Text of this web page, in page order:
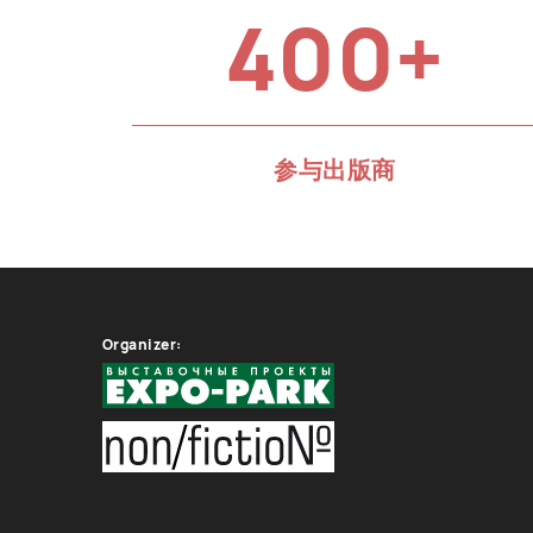
400+
参与出版商
Organizer: